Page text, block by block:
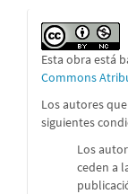
Esta obra está
Commons
Los autores
siguientes
Los
ceden a